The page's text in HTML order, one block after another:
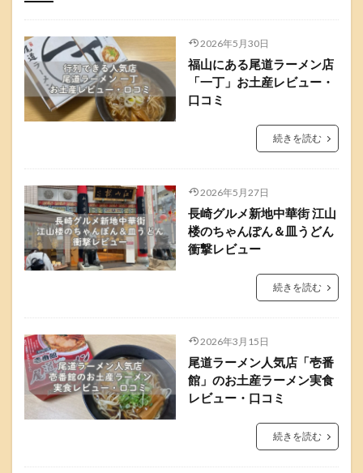
2026年5月30日
福山にある尾道ラーメン店
「一丁」お土産レビュー・
口コミ
続きを読む
2026年5月27日
長崎グルメ新地中華街 江山
楼のちゃんぽん＆皿うどん
衝撃レビュー
続きを読む
2026年3月15日
尾道ラーメン人気店「壱番
館」のお土産ラーメン実食
レビュー・口コミ
続きを読む